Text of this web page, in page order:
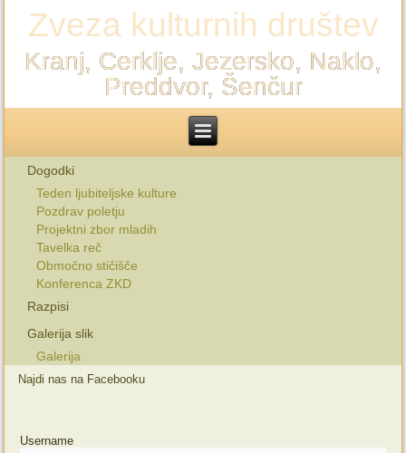
Zveza kulturnih društev
Kranj, Cerklje, Jezersko, Naklo,
Preddvor, Šenčur
Dogodki
Teden ljubiteljske kulture
Pozdrav poletju
Projektni zbor mladih
Tavelka reč
Območno stičišče
Konferenca ZKD
Razpisi
Galerija slik
Galerija
Najdi nas na Facebooku
Username